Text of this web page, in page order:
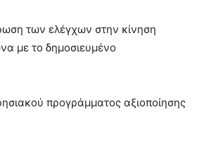
των ελέγχων στην κίνηση
με το δημοσιευμένο
προγράμματος αξιοποίησης